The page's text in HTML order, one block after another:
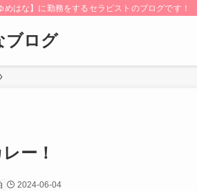
めはな】に勤務をするセラピストのブログです！
ブログ
ー！
2024-06-04